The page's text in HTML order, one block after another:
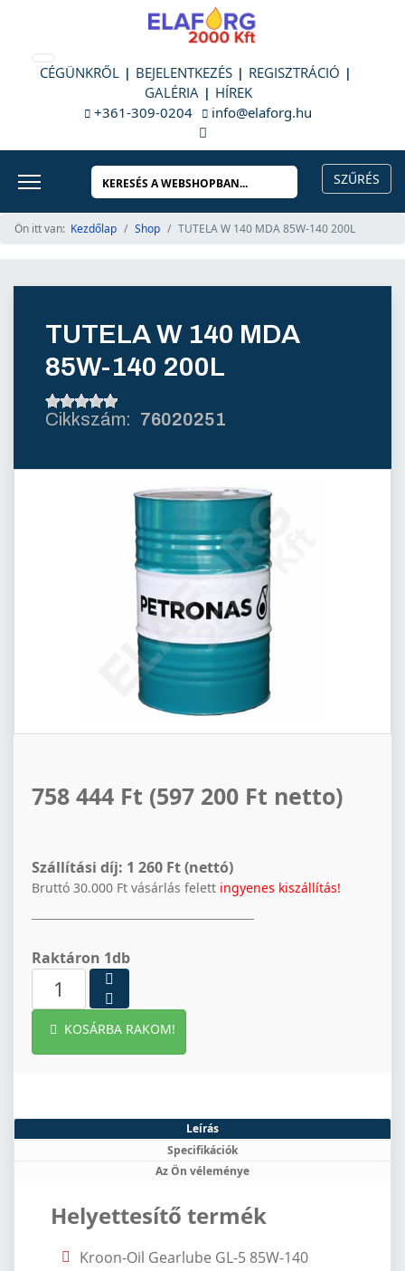
CÉGÜNKRŐL BEJELENTKEZÉS
REGISZTRÁCIÓ
GALÉRIA
HÍREK
+361-309-0204
info@elaforg.hu
Ön itt van: Kezdőlap Shop TUTELA W 140 MDA 85W-140 200L
TUTELA W 140 MDA
85W-140 200L
76020251
758 444 Ft (597 200 Ft netto)
Szállítási díj: 1 260 Ft (nettó)
Bruttó 30.000 Ft vásárlás felett ingyenes kiszállítás!
Raktáron 1db
KOSÁRBA RAKOM!
Leírás
Specifikációk
Az Ön véleménye
Helyettesítő termék
Kroon-Oil Gearlube GL-5 85W-140